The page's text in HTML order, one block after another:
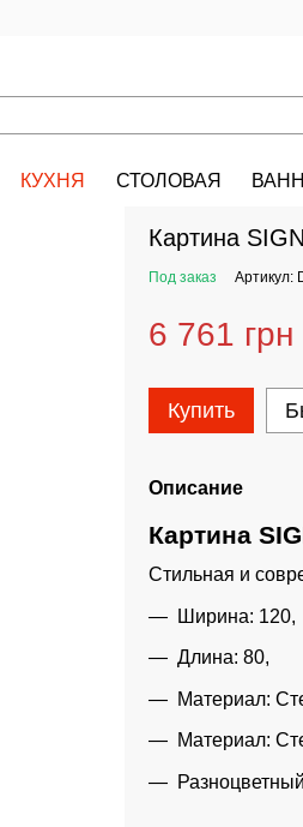
КУХНЯ СТОЛОВАЯ
Картина
Под заказ Артикул:
6 761 грн
Купить
Описание
Картина
Стильная и
Ширина: 120,
Длина: 80,
Материал:
Материал:
Разноцветный